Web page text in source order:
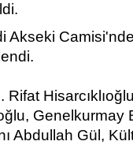
Akseki
Genelkurmay
Abdullah Gül,